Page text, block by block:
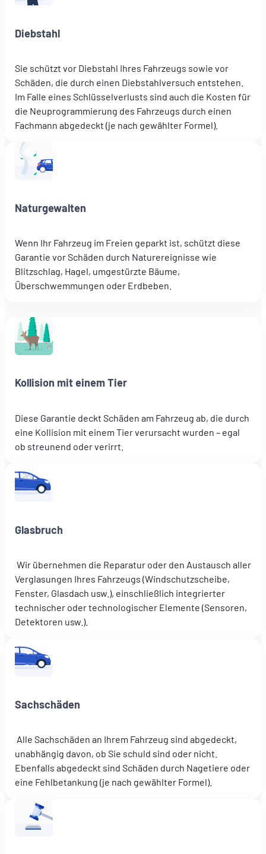
Diebstahl
Sie schützt vor Diebstahl Ihres Fahrzeugs sowie vor
Schäden, die durch einen Diebstahlversuch entstehen.
Im Falle eines Schlüsselverlusts sind auch die Kosten für
die Neuprogrammierung des Fahrzeugs durch einen
Fachmann abgedeckt (je nach gewählter Formel).
Naturgewalten
Wenn Ihr Fahrzeug im Freien geparkt ist, schützt diese
Garantie vor Schäden durch Naturereignisse wie
Blitzschlag, Hagel, umgestürzte Bäume,
Überschwemmungen oder Erdbeben.
Kollision mit einem Tier
Diese Garantie deckt Schäden am Fahrzeug ab, die durch
eine Kollision mit einem Tier verursacht wurden – egal
ob streunend oder verirrt.
Glasbruch
Wir übernehmen die Reparatur oder den Austausch aller
Verglasungen Ihres Fahrzeugs (Windschutzscheibe,
Fenster, Glasdach usw.), einschließlich integrierter
technischer oder technologischer Elemente (Sensoren,
Detektoren usw.).
Sachschäden
Alle Sachschäden an Ihrem Fahrzeug sind abgedeckt,
unabhängig davon, ob Sie schuld sind oder nicht.
Ebenfalls abgedeckt sind Schäden durch Nagetiere oder
eine Fehlbetankung (je nach gewählter Formel).